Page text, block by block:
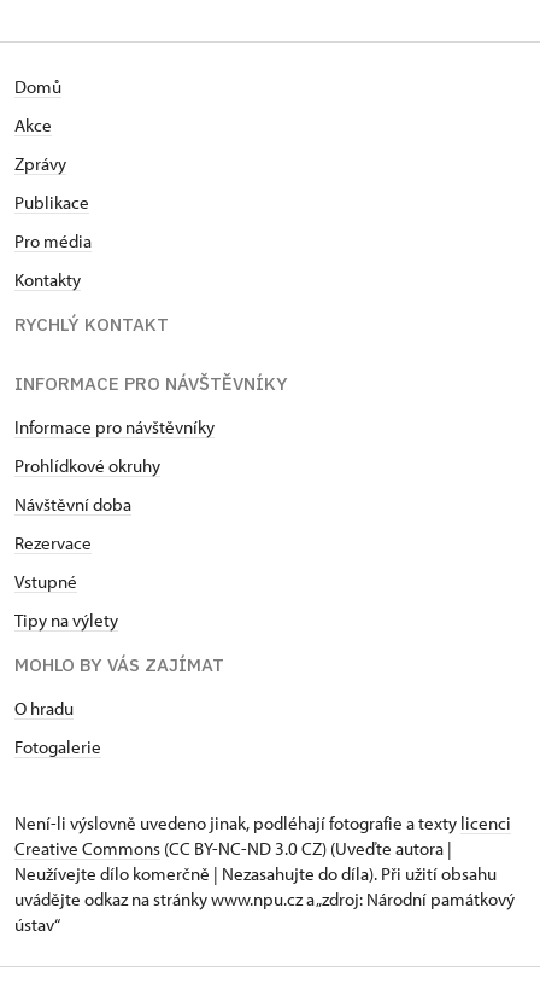
Domů
Akce
Zprávy
Publikace
Pro média
Kontakty
RYCHLÝ KONTAKT
INFORMACE PRO NÁVŠTĚVNÍKY
Informace pro návštěvníky
Prohlídkové okruhy
Návštěvní doba
Rezervace
Vstupné
Tipy na výlety
MOHLO BY VÁS ZAJÍMAT
O hradu
Fotogalerie
Není-li výslovně uvedeno jinak, podléhají fotografie a texty licenci
Creative Commons (CC BY-NC-ND 3.0 CZ) (Uveďte autora |
Neužívejte dílo komerčně | Nezasahujte do díla). Při užití obsahu
uvádějte odkaz na stránky www.npu.cz a „zdroj: Národní památkový
ústav“